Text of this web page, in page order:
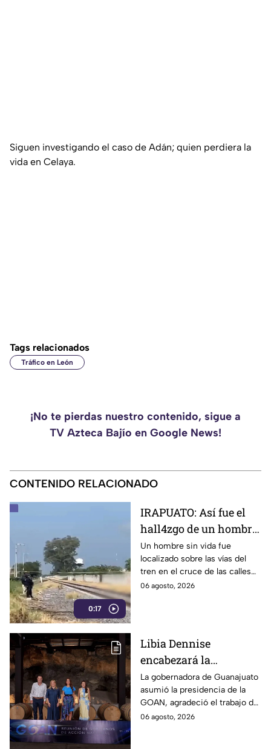
Siguen investigando el caso de Adán; quien perdiera la
vida en Celaya.
Tags relacionados
Tráfico en León
¡No te pierdas nuestro contenido, sigue a
TV Azteca Bajío en Google News!
CONTENIDO RELACIONADO
0:17
IRAPUATO: Así fue el
hall4zgo de un hombre
S1N V1DA sobre vías del
tren; zona fue
acordonada
Un hombre sin vida fue
localizado sobre las vías del
tren en el cruce de las calles
Ferrocarril y Gavilán, en la
06 agosto, 2026
Libia Dennise
encabezará la
Asociación de
Gobernadores de
Acción Nacional
La gobernadora de Guanajuato
asumió la presidencia de la
GOAN, agradeció el trabajo de
Maru Campos y aseguró
06 agosto, 2026